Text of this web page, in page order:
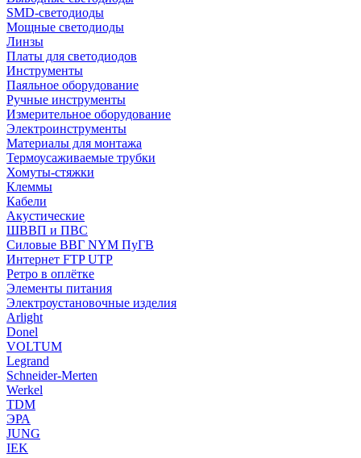
SMD-светодиоды
Мощные светодиоды
Линзы
Платы для светодиодов
Инструменты
Паяльное оборудование
Ручные инструменты
Измерительное оборудование
Электроинструменты
Материалы для монтажа
Термоусаживаемые трубки
Хомуты-стяжки
Клеммы
Кабели
Акустические
ШВВП и ПВС
Силовые ВВГ NYM ПуГВ
Интернет FTP UTP
Ретро в оплётке
Элементы питания
Электроустановочные изделия
Arlight
Donel
VOLTUM
Legrand
Schneider-Merten
Werkel
TDM
ЭРА
JUNG
IEK